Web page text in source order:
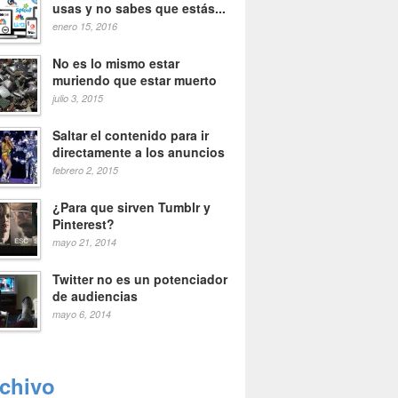
usas y no sabes que estás...
enero 15, 2016
No es lo mismo estar
muriendo que estar muerto
julio 3, 2015
Saltar el contenido para ir
directamente a los anuncios
febrero 2, 2015
¿Para que sirven Tumblr y
Pinterest?
mayo 21, 2014
Twitter no es un potenciador
de audiencias
mayo 6, 2014